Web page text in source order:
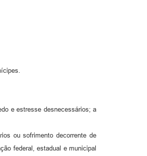
e estresse desnecessários; a
ou sofrimento decorrente de
federal, estadual e municipal